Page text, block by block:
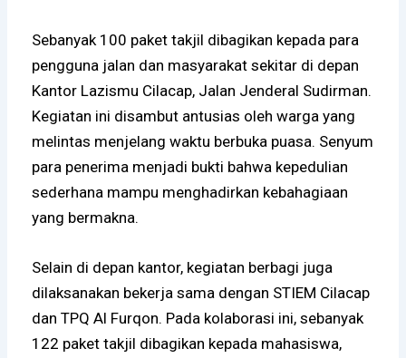
Sebanyak 100 paket takjil dibagikan kepada para
pengguna jalan dan masyarakat sekitar di depan
Kantor Lazismu Cilacap, Jalan Jenderal Sudirman.
Kegiatan ini disambut antusias oleh warga yang
melintas menjelang waktu berbuka puasa. Senyum
para penerima menjadi bukti bahwa kepedulian
sederhana mampu menghadirkan kebahagiaan
yang bermakna.
Selain di depan kantor, kegiatan berbagi juga
dilaksanakan bekerja sama dengan STIEM Cilacap
danTPQ Al Furqon. Pada kolaborasi ini, sebanyak
122 paket takjil dibagikan kepada mahasiswa,